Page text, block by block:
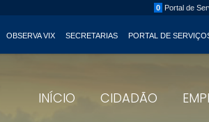
0 Portal de
OBSERVA VIX SECRETARIAS PORTAL DE
INÍCIO CIDADÃO